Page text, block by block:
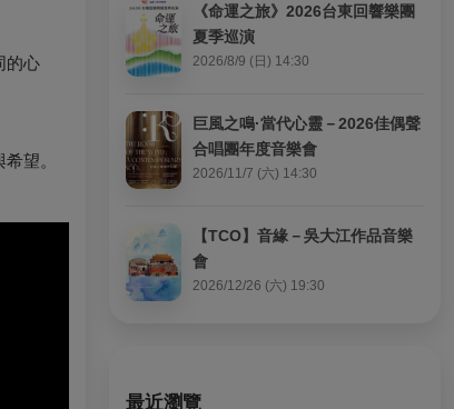
的心
望。
《命運之旅》2026台東回響樂團
夏季巡演
2026/8/9 (日) 14:30
巨風之鳴·當代心靈－2026佳偶聲
合唱團年度音樂會
2026/11/7 (六) 14:30
【TCO】音緣－吳大江作品音樂
會
2026/12/26 (六) 19:30
最近瀏覽